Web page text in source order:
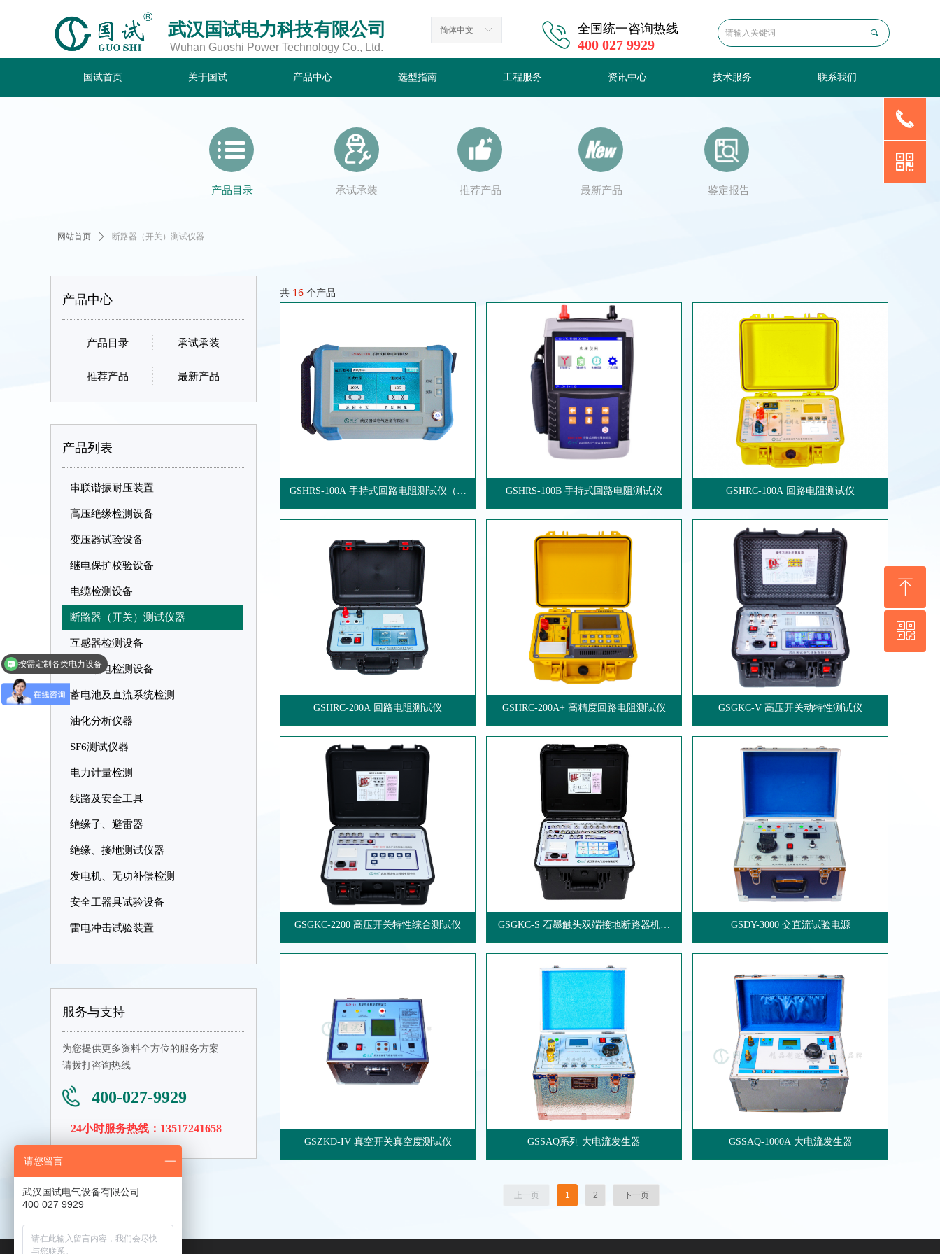
끠
国试首页 关于国试 产品中心 选型指南 工程服务 资讯中心 技术服务 联系我们
武汉国试电力科技有限公司
Wuhan Guoshi Power Technology Co., Ltd.
全国统一咨询热线
400 027 9929
ꀅ
简体中文
共 16 个产品
GSHRS-100A 手持式回路电阻测试仪（横
板）
GSHRS-100B 手持式回路电阻测试仪 GSHRC-100A 回路电阻测试仪
GSHRC-200A 回路电阻测试仪 GSHRC-200A+ 高精度回路电阻测试仪 GSGKC-V 高压开关动特性测试仪
GSGKC-2200 高压开关特性综合测试仪
GSGKC-S 石墨触头双端接地断路器机械
特性测试
GSDY-3000 交直流试验电源
GSZKD-IV 真空开关真空度测试仪 GSSAQ系列 大电流发生器 GSSAQ-1000A 大电流发生器
上一页 1 2 下一页
网站首页 ꄲ 断路器（开关）测试仪器
产品中心
产品目录 承试承装
推荐产品 最新产品
产品列表
串联谐振耐压装置
高压绝缘检测设备
变压器试验设备
继电保护校验设备
电缆检测设备
断路器（开关）测试仪器
互感器检测设备
局部放电检测设备
蓄电池及直流系统检测
油化分析仪器
SF6测试仪器
电力计量检测
线路及安全工具
绝缘子、避雷器
绝缘、接地测试仪器
发电机、无功补偿检测
安全工器具试验设备
雷电冲击试验装置
服务与支持
为您提供更多资料全方位的服务方案
请拨打咨询热线
400-027-9929
24小时服务热线：13517241658
鉴定报告
最新产品
承试承装 推荐产品
产品目录
按需定制各类电力设备
请您留言
武汉国试电气设备有限公司
400 027 9929
끅
낃
ꁸ
回到顶部
ꀥ